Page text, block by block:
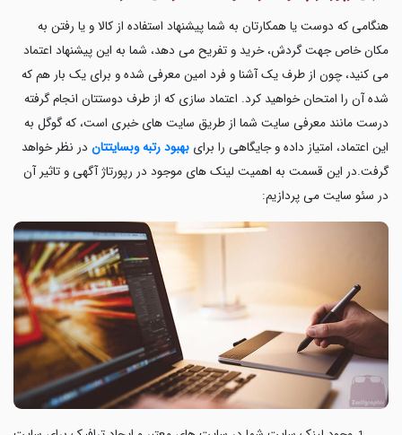
هنگامی که دوست یا همکارتان به شما پیشنهاد استفاده از کالا و یا رفتن به
مکان خاص جهت گردش، خرید و تفریح می دهد، شما به این پیشنهاد اعتماد
می کنید، چون از طرف یک آشنا و فرد امین معرفی شده و برای یک بار هم که
شده آن را امتحان خواهید کرد. اعتماد سازی که از طرف دوستتان انجام گرفته
درست مانند معرفی سایت شما از طریق سایت های خبری است، که گوگل به
این اعتماد، امتیاز داده و جایگاهی را برای بهبود رتبه وبسایتتان در نظر خواهد
گرفت.در این قسمت به اهمیت لینک های موجود در رپورتاژ آگهیو تاثیر آن
در سئو سایت می پردازیم: